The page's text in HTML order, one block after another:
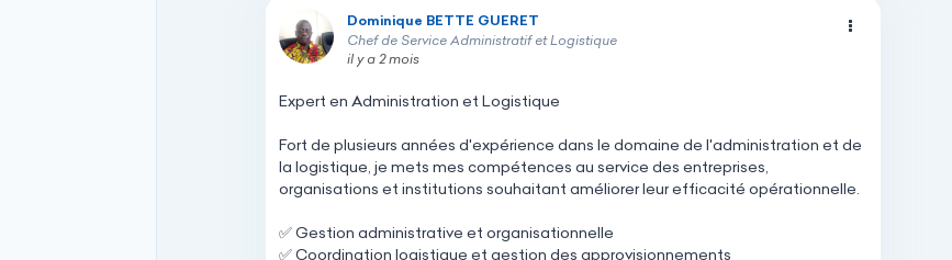
Dominique BETTE GUERET
Dominique BETTE GUERET
Chef de Service Administratif et Logistique
il y a 2 mois
Expert en Administration et Logistique
Fort de plusieurs années d'expérience dans le domaine de l'administration et de
la logistique, je mets mes compétences au service des entreprises,
organisations et institutions souhaitant améliorerleurefficacité opérationnelle.
✅Gestion administrative et organisationnelle
✅Coordination logistique et gestion des approvisionnements